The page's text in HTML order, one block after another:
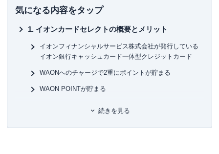
レスなどに関する執筆・監修、書籍、講演などを通して日
本人のマネーリテラシー向上に注力している。
▼著作・共著
2022年6月『 会社も役所も銀行もまともに教えてくれない
2021年6月『お金がどんどん増える！ あなたにぴったりの
2022年1月『1日1分読むだけで身につくお金大全100
気になる内容をタップ
イオンカードセレクトの概要とメリット
イオンフィナンシャルサービス株式会社が発行している
イオン銀行キャッシュカード一体型クレジットカード
WAONへのチャージで2重にポイントが貯まる
WAON POINTが貯まる
続きを見る